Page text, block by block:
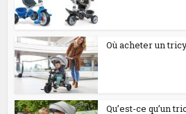
Où acheter un
Qu’est-ce qu’un